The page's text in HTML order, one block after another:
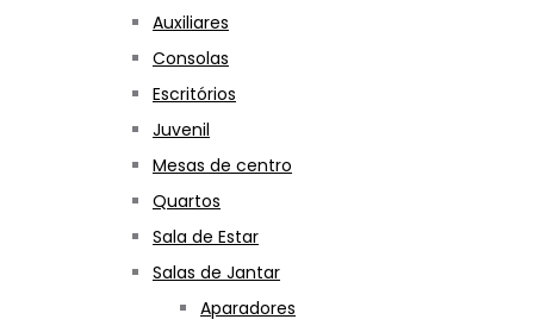
Auxiliares
Consolas
Escritórios
Juvenil
Mesas de centro
Quartos
Sala de Estar
Salas de Jantar
Aparadores